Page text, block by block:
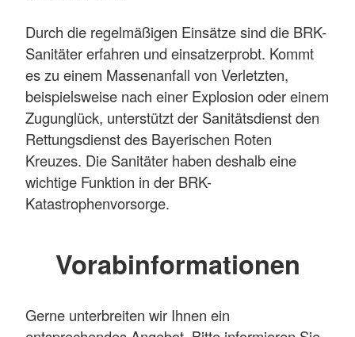
Durch die regelmäßigen Einsätze sind die BRK-
Sanitäter erfahren und einsatzerprobt. Kommt
es zu einem Massenanfall von Verletzten,
beispielsweise nach einer Explosion oder einem
Zugunglück, unterstützt der Sanitätsdienst den
Rettungsdienst des Bayerischen Roten
Kreuzes. Die Sanitäter haben deshalb eine
wichtige Funktion in der BRK-
Katastrophenvorsorge.
Vorabinformationen
Gerne unterbreiten wir Ihnen ein